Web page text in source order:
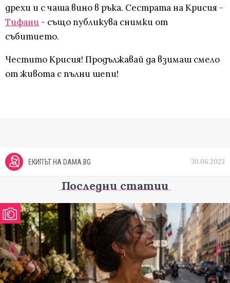
дрехи и с чаша вино в ръка. Сестрата на Крисия -
Тифани - също публикува снимки от
събитието.
Честито Крисия! Продължавай да взимаш смело
от живота с пълни шепи!
ЕКИПЪТ НА DAMA.BG 30.06.2023
Последни статии